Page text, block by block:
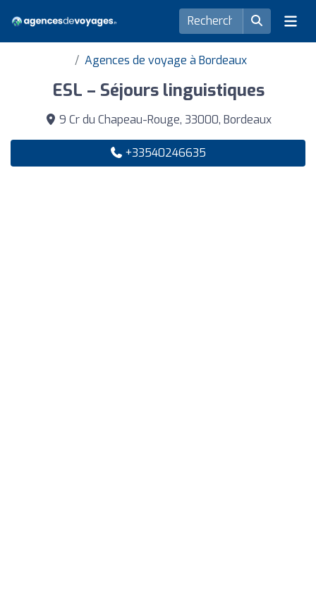
Agences de voyage à Bordeaux
ESL – Séjours linguistiques
9 Cr du Chapeau-Rouge, 33000, Bordeaux
+33540246635